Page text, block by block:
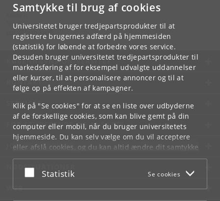
Samtykke til brug af cookies
Universitetet bruger tredjepartsprodukter til at
registrere brugernes adfærd på hjemmesiden
(statistik) for løbende at forbedre vores service.
Desuden bruger universitetet tredjepartsprodukter til
markedsføring af for eksempel udvalgte uddannelser
eller kurser, til at personalisere annoncer og til at
følge op på effekten af kampagner.
Klik på "Se cookies" for at se en liste over udbyderne
af de forskellige cookies, som kan blive gemt på din
computer eller mobil, når du bruger universitetets
hjemmeside. Du kan selv vælge om du vil acceptere
eller afslå cookies, og du kan altid ændre dit samtykke
underCookie- og privatlivspolitiksom du finder i
bunden af hver side.
Acceptér eller afslå
Statistik Se cookies
NorS
KØBENHAVNS UNIVERSITET
KONTAKT
SERVICES
FOR STUDERENDE OG ANSATTE
JOB OG KARRIERE
NØDSITUATIONER
WEB